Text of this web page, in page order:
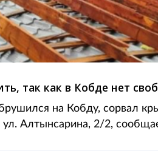
так как в Кобде нет
на Кобду, сорвал
Алтынсарина, 2/2,